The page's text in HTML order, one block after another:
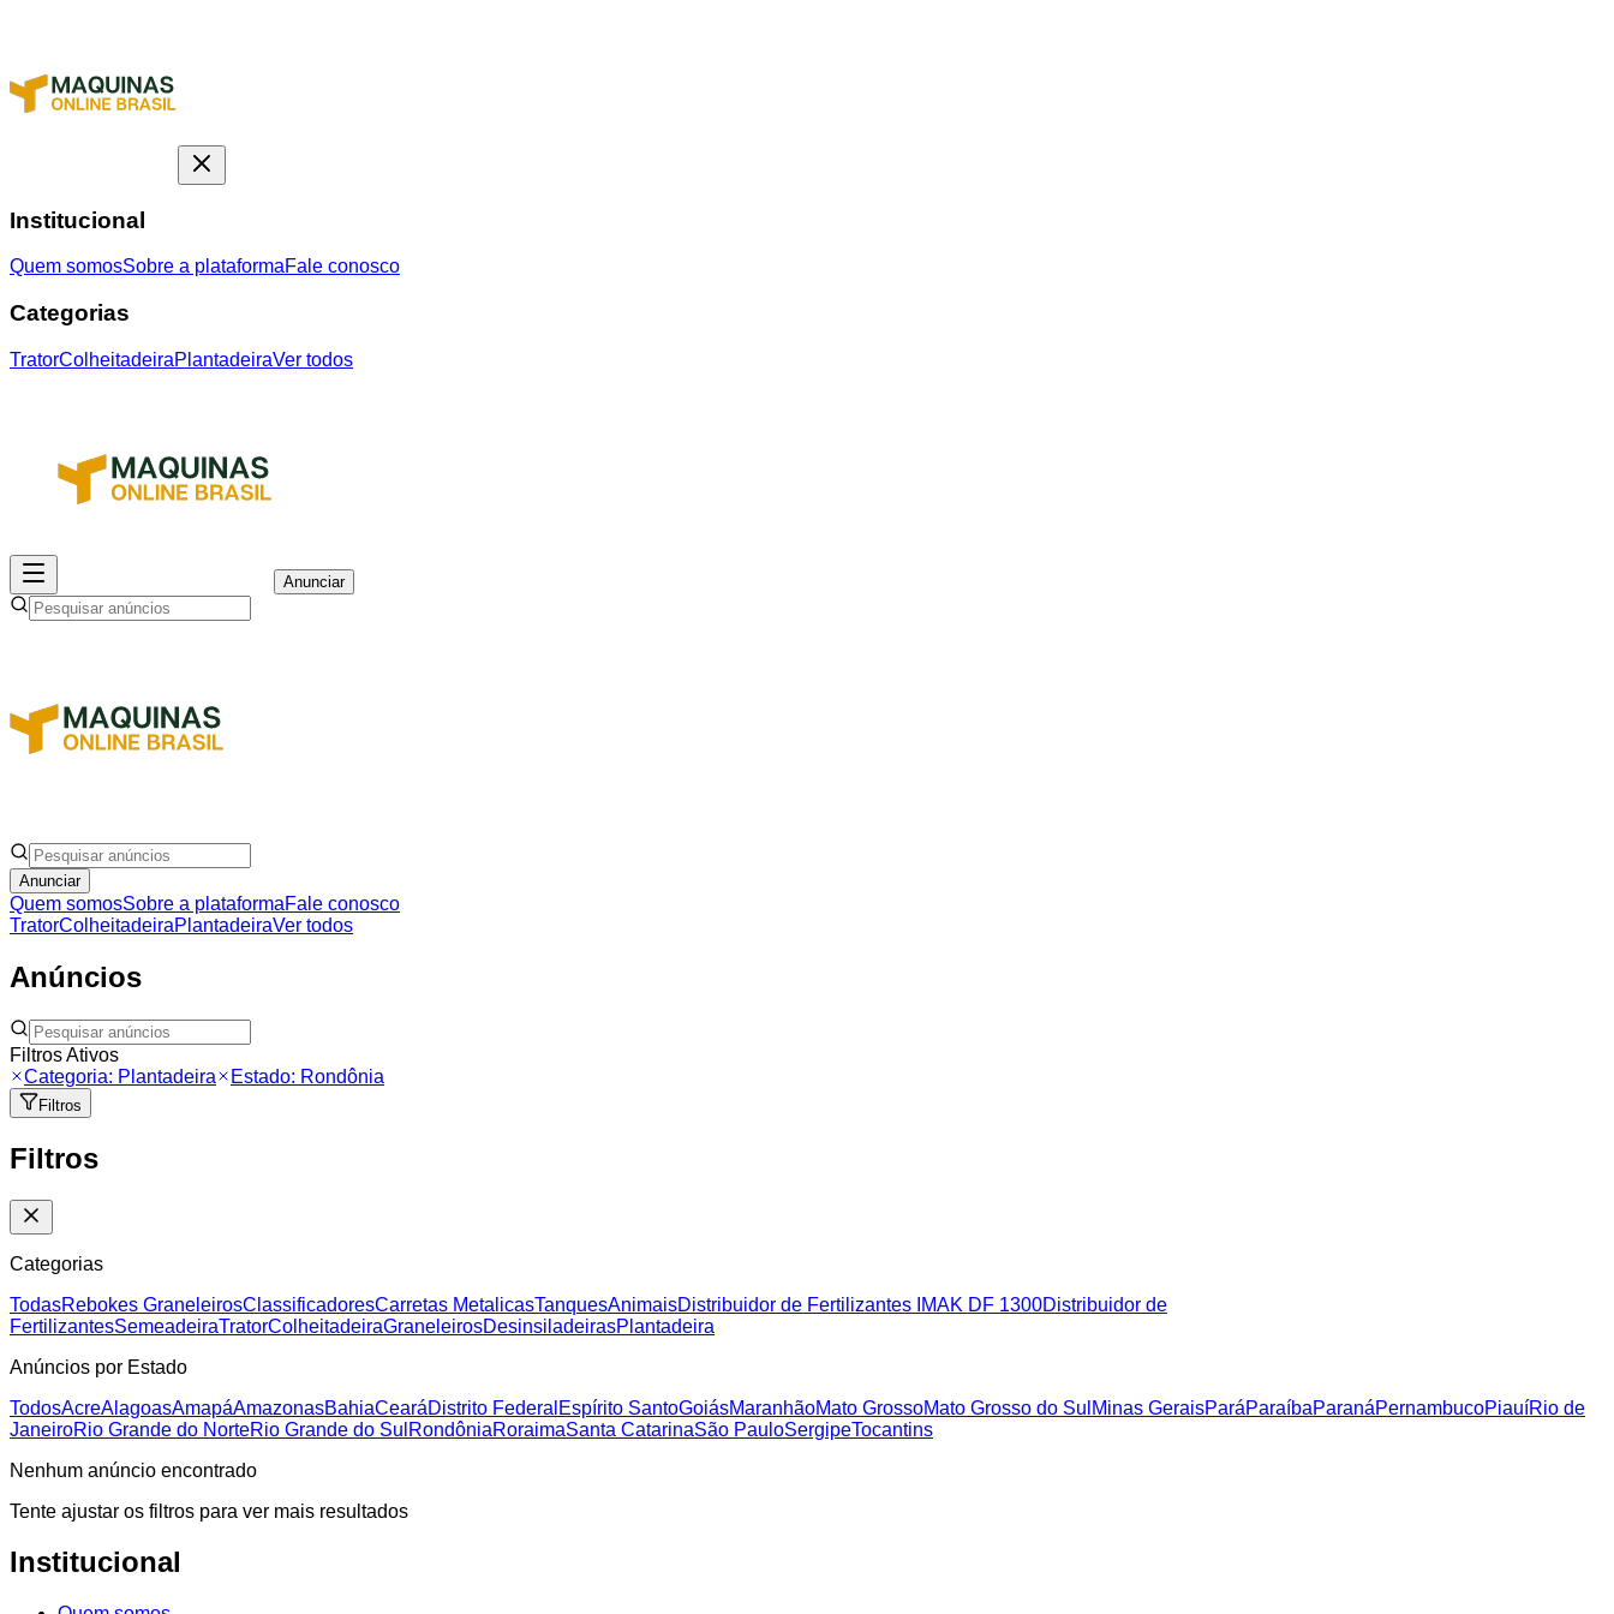
Institucional
Quem somosSobre a plataformaFale conosco
Categorias
TratorColheitadeiraPlantadeiraVer todos
Anunciar
Anunciar
Quem somosSobre a plataformaFale conosco
TratorColheitadeiraPlantadeiraVer todos
Anúncios
Filtros Ativos
Categoria: Plantadeira Estado: Rondônia
Filtros
Filtros
Categorias
TodasRebokes GraneleirosClassificadoresCarretas MetalicasTanquesAnimaisDistribuidor de Fertilizantes IMAK DF 1300Distribuidor de
FertilizantesSemeadeiraTratorColheitadeiraGraneleirosDesinsiladeirasPlantadeira
Anúncios por Estado
TodosAcreAlagoasAmapáAmazonasBahiaCearáDistrito Federal Espírito SantoGoiásMaranhãoMato GrossoMato Grosso do Sul Minas GeraisParáParaíbaParanáPernambucoPiauíRio de
JaneiroRio Grande do NorteRio Grande do Sul RondôniaRoraimaSanta CatarinaSão PauloSergipeTocantins
Nenhum anúncio encontrado
Tente ajustar os filtros para ver mais resultados
Institucional